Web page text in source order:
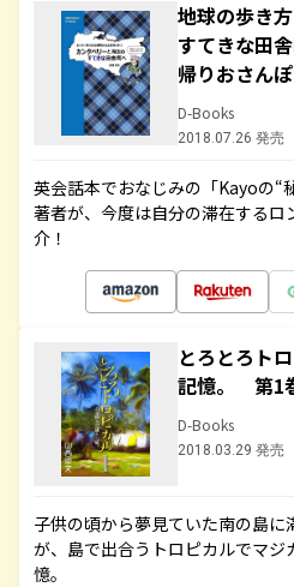
地球の歩き
すてきな田
帰りおさん
D-Books
2018.07.26 発売
英会話本でおなじみの「Kayoの“
著者が、今度は自分の滞在する
介！
とろとろト
記憶。 第1
D-Books
2018.03.29 発売
子供の頃から夢見ていた南の島
が、島で出合うトロピカルでマ
憶。